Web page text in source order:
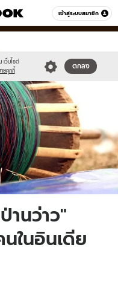
เข้าสู่ระบบสมาชิก
หมวดอื่นๆ
เว็บไซต์
ายคุกกี้
ตกลง
านว่าว"
ในอินเดีย